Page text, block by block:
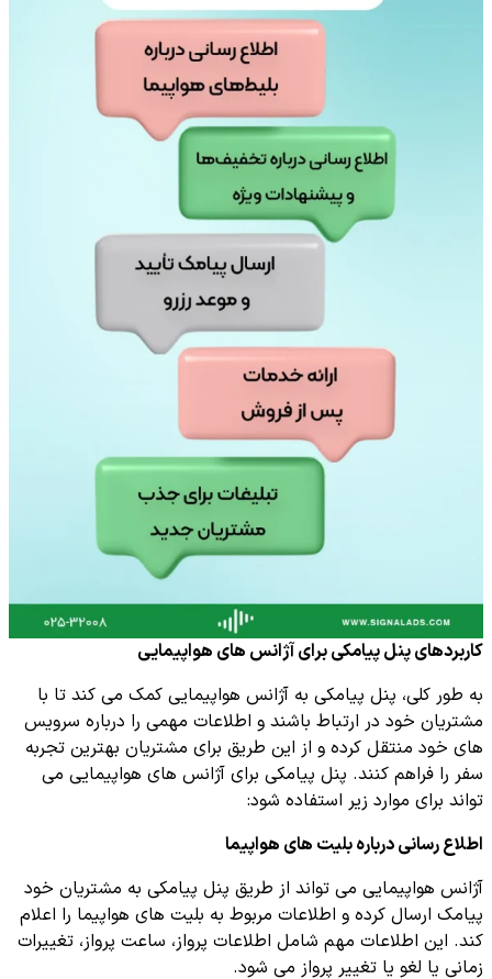
کاربردهای پنل پیامکی برای آژانس های هواپیمایی
به طور کلی، پنل پیامکی به آژانس هواپیمایی کمک می کند تا با
مشتریان خود در ارتباط باشند و اطلاعات مهمی را درباره سرویس
های خود منتقل کرده و از این طریق برای مشتریان بهترین تجربه
سفر را فراهم کنند. پنل پیامکی برای آژانس های هواپیمایی می
تواند برای موارد زیر استفاده شود:
اطلاع رسانی درباره بلیت های هواپیما
آژانس هواپیمایی می تواند از طریق پنل پیامکی به مشتریان خود
پیامک ارسال کرده و اطلاعات مربوط به بلیت های هواپیما را اعلام
کند. این اطلاعات مهم شامل اطلاعات پرواز، ساعت پرواز، تغییرات
زمانی یا لغو یا تغییر پرواز می شود.